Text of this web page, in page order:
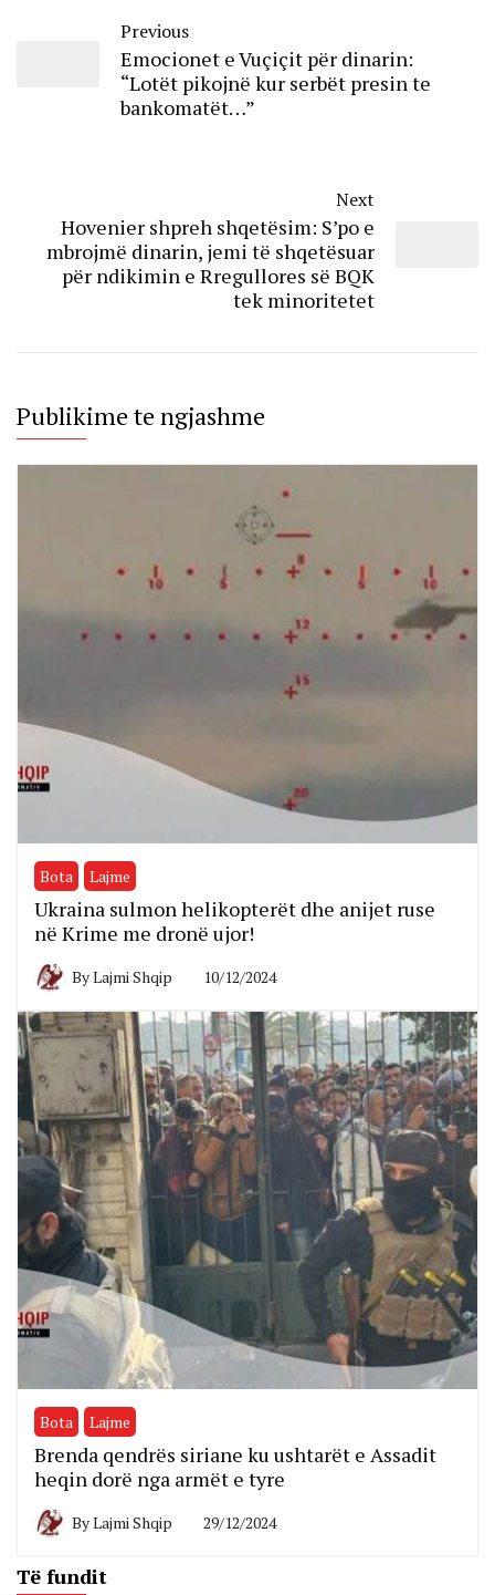
Previous
Emocionet e Vuçiçit për dinarin:
“Lotët pikojnë kur serbët presin te
bankomatët…”
Next
Hovenier shpreh shqetësim: S’po e
mbrojmë dinarin, jemi të shqetësuar
për ndikimin e Rregullores së BQK
tek minoritetet
Publikime te ngjashme
Bota Lajme
Ukraina sulmon helikopterët dhe anijet ruse
në Krime me dronë ujor!
ByLajmi Shqip 10/12/2024
Bota Lajme
Brenda qendrës siriane ku ushtarët e Assadit
heqin dorë nga armët e tyre
ByLajmi Shqip 29/12/2024
Të fundit